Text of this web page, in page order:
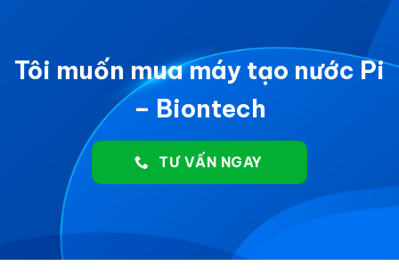
Tôi muốn mua máy tạo nước Pi
– Biontech
TƯ VẤN NGAY